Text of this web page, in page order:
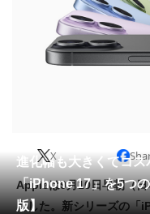
キッチン用品
コンテンツ・サービス
ペット
工具・DIY
進化幅も大きくてコ
「iPhone 17」を5つ
版】
X
Appleは9月10日早朝（
ました。新シリーズの「